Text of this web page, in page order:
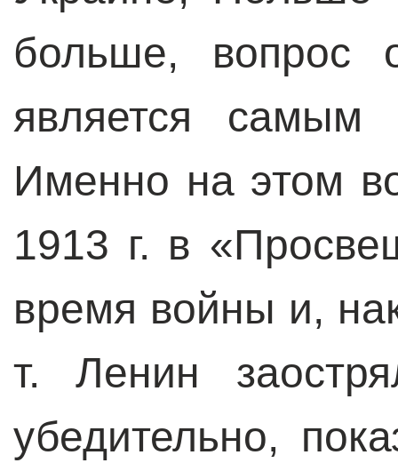
больше, вопрос
является
Именно на этом
1913 г. в
время войны и,
т. Ленин
убедительно,